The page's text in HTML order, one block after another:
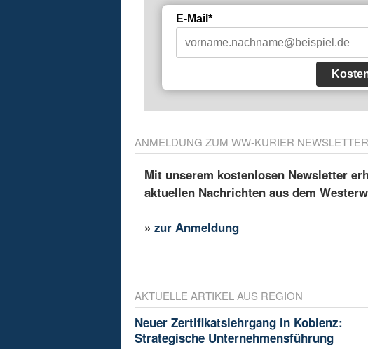
E-Mail*
ANMELDUNG ZUM WW-KURIER NEWSLETTER
Mit unserem kostenlosen Newsletter
aktuellen Nachrichten aus dem
»zur Anmeldung
AKTUELLE ARTIKEL AUS REGION
Neuer Zertifikatslehrgang in Koblenz:
Strategische Unternehmensführung